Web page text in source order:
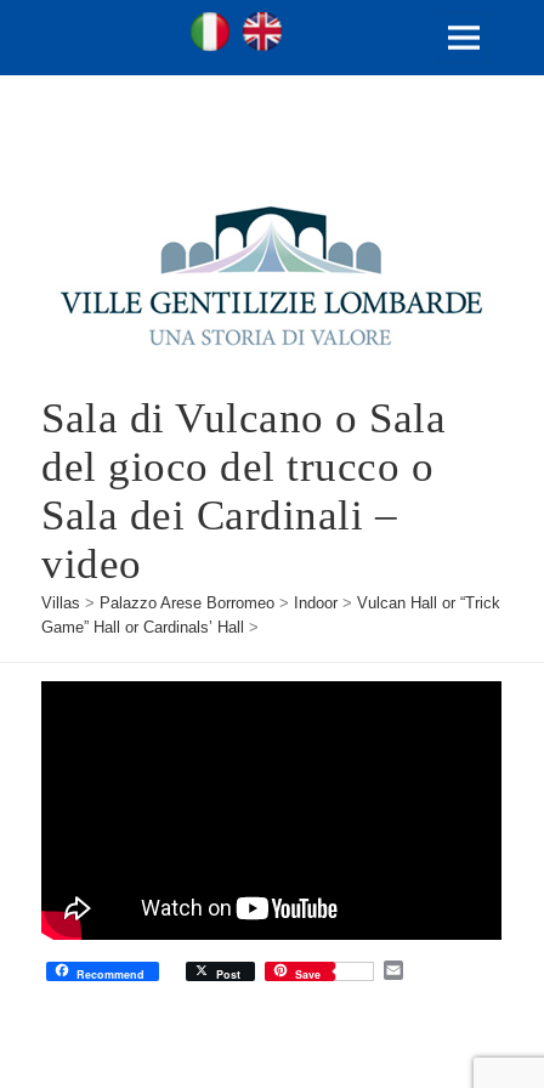
Ville Gentilizie Lombarde
Ita
MENU
Sala di Vulcano o Sala
del gioco del trucco o
Sala dei Cardinali –
video
Villas > Palazzo Arese Borromeo > Indoor >Vulcan Hall or “Trick
Game” Hall or Cardinals’ Hall >
Recommend Post Save